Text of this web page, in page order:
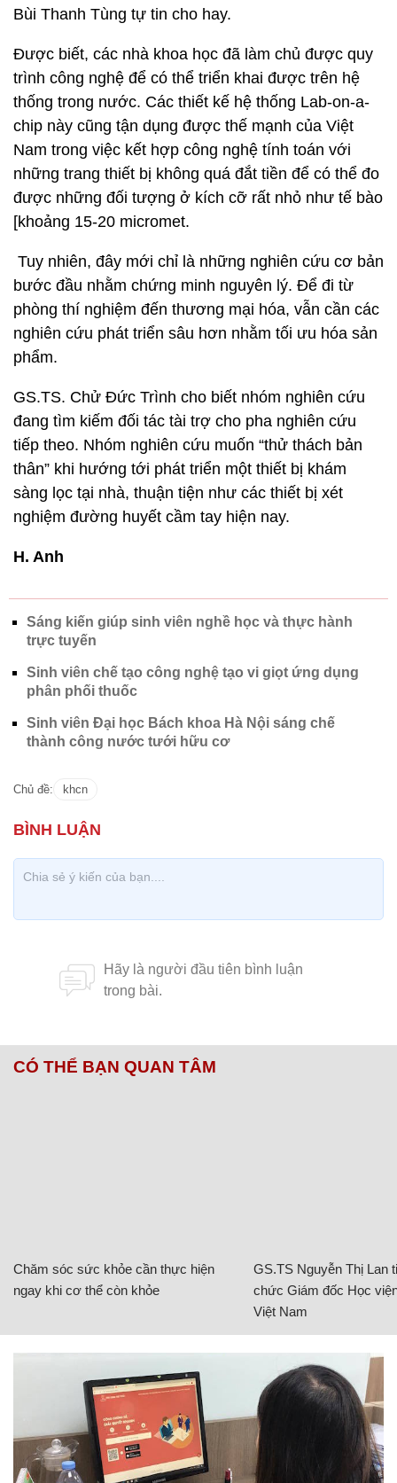
Bùi Thanh Tùng tự tin cho hay.
Được biết, các nhà khoa học đã làm chủ được quy
trình công nghệ để có thể triển khai được trên hệ
thống trong nước. Các thiết kế hệ thống Lab-on-a-
chip này cũng tận dụng được thế mạnh của Việt
Nam trong việc kết hợp công nghệ tính toán với
những trang thiết bị không quá đắt tiền để có thể đo
được những đối tượng ở kích cỡ rất nhỏ như tế bào
[khoảng 15-20 micromet.
Tuy nhiên, đây mới chỉ là những nghiên cứu cơ bản
bước đầu nhằm chứng minh nguyên lý. Để đi từ
phòng thí nghiệm đến thương mại hóa, vẫn cần các
nghiên cứu phát triển sâu hơn nhằm tối ưu hóa sản
phẩm.
GS.TS. Chử Đức Trình cho biết nhóm nghiên cứu
đang tìm kiếm đối tác tài trợ cho pha nghiên cứu
tiếp theo. Nhóm nghiên cứu muốn “thử thách bản
thân” khi hướng tới phát triển một thiết bị khám
sàng lọc tại nhà, thuận tiện như các thiết bị xét
nghiệm đường huyết cầm tay hiện nay.
H. Anh
Sáng kiến giúp sinh viên nghề học và thực hành
trực tuyến
Sinh viên chế tạo công nghệ tạo vi giọt ứng dụng
phân phối thuốc
Sinh viên Đại học Bách khoa Hà Nội sáng chế
thành công nước tưới hữu cơ
Chủ đề: khcn
CÓ THỂ BẠN QUAN TÂM
Chăm sóc sức khỏe cần thực hiện
ngay khi cơ thể còn khỏe
GS.TS Nguyễn Thị Lan
chức Giám đốc Học
Việt Nam